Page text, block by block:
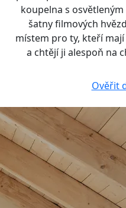
koupelna s
šatny filmových
místem pro ty, kteří
a chtějí ji alespoň na
Ověřit